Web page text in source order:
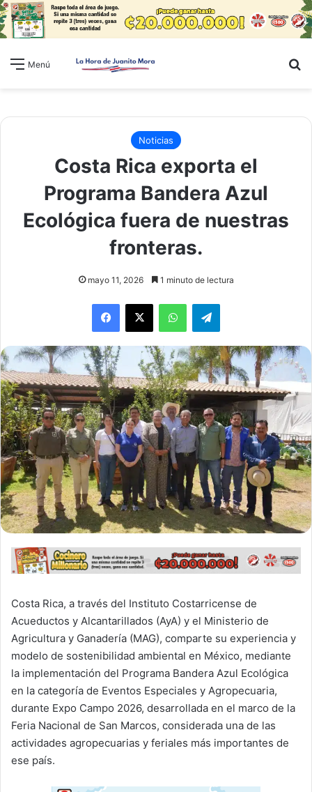
Menú
Noticias
Costa Rica exporta el
Programa Bandera Azul
Ecológica fuera de nuestras
fronteras.
mayo 11, 2026 1 minuto de lectura
WhatsAppTelegram
Costa Rica, a través del Instituto Costarricense de
Acueductos y Alcantarillados (AyA) y el Ministerio de
Agricultura y Ganadería (MAG), comparte su experiencia y
modelo de sostenibilidad ambiental en México, mediante
la implementación del Programa Bandera Azul Ecológica
en la categoría de Eventos Especiales y Agropecuaria,
durante Expo Campo 2026, desarrollada en el marco de la
Feria Nacional de San Marcos, considerada una de las
actividades agropecuarias y feriales más importantes de
ese país.